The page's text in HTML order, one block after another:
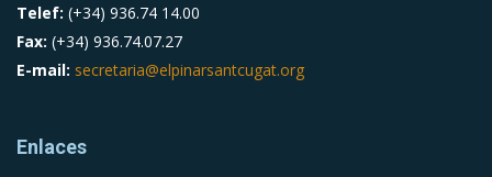
Telef: (+34) 936.74 14.00
Fax: (+34) 936.74.07.27
E-mail: secretaria@elpinarsantcugat.org
Enlaces